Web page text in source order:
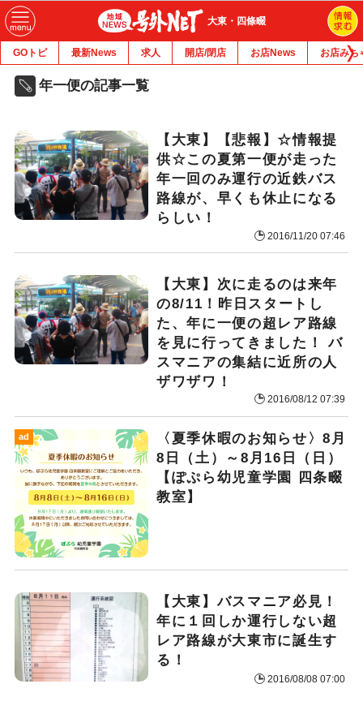
大東・四條畷
GOトピ 最新News 求人 開店/閉店 お店News お店みち
年一便の記事一覧
【大東】【悲報】☆情報提
供☆この夏第一便が走った
年一回のみ運行の近鉄バス
路線が、早くも休止になる
らしい！
2016/11/20 07:46
【大東】次に走るのは来年
の8/11！昨日スタートし
た、年に一便の超レア路線
を見に行ってきました！ バ
スマニアの集結に近所の人
ザワザワ！
2016/08/12 07:39
ad
〈夏季休暇のお知らせ〉8月
8日（土）～8月16日（日）
【ぽぷら幼児童学園 四条畷
教室】
【大東】バスマニア必見！
年に１回しか運行しない超
レア路線が大東市に誕生す
る！
2016/08/08 07:00